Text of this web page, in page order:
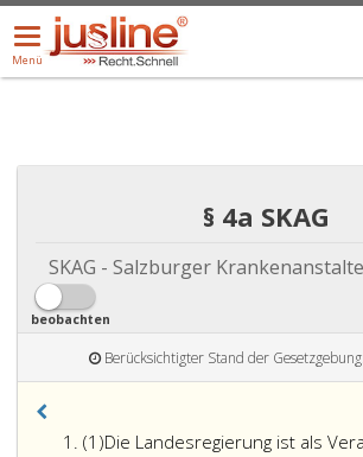
Menü
öffnen/schließen
Menü
ALLE DROPDOWN: GEWÄHLTER
§ 4a SKAG
SKAG - Salzburger
beobachten
Berücksichtigter Stand der
(1)Absatz
Die Landesregierung ist als